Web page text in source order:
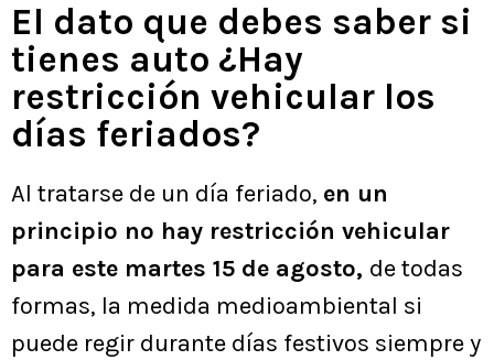
El dato que debes saber si
tienes auto ¿Hay
restricción vehicular los
días feriados?
Al tratarse de un día feriado, en un
principio no hay restricción vehicular
para este martes 15 de agosto, de todas
formas, la medida medioambiental si
puede regir durante días festivos siempre y